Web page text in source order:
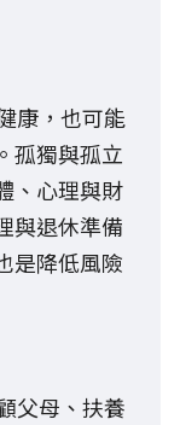
康，也可能
孤獨與孤立
、心理與財
與退休準備
是降低風險
父母、扶養